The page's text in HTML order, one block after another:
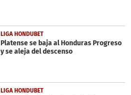
LIGA HONDUBET
Platense se baja al Honduras Progreso
y se aleja del descenso
LIGA HONDUBET